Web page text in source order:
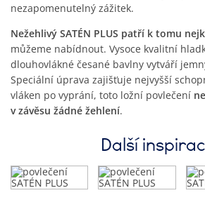
nezapomenutelný zážitek.
Nežehlivý SATÉN PLUS patří k tomu
můžeme nabídnout. Vysoce kvalitní
dlouhovlákné česané bavlny vytváří
Speciální úprava zajišťuje nejvyšší
vláken po vyprání, toto ložní povlečení
v závěsu žádné žehlení.
Další